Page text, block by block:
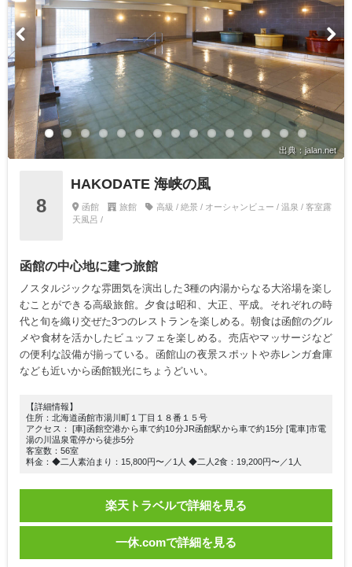
出典：jalan.net
8
HAKODATE 海峡の風
函館 旅館
高級 / 絶景 / オーシャンビュー / 温泉 / 客室露
天風呂 /
函館の中心地に建つ旅館
ノスタルジックな雰囲気を演出した3種の内湯からなる大浴場を楽し
むことができる高級旅館。夕食は昭和、大正、平成。それぞれの時
代と旬を織り交ぜた3つのレストランを楽しめる。朝食は函館のグル
メや食材を活かしたビュッフェを楽しめる。売店やマッサージなど
の便利な設備が揃っている。函館山の夜景スポットや赤レンガ倉庫
なども近いから函館観光にちょうどいい。
【詳細情報】
住所：北海道函館市湯川町１丁目１８番１５号
アクセス： [車]函館空港から車で約10分JR函館駅から車で約15分 [電車]市電
湯の川温泉電停から徒歩5分
客室数：56室
料金：◆二人素泊まり：15,800円〜／1人 ◆二人2食：19,200円〜／1人
楽天トラベルで詳細を見る
一休.comで詳細を見る